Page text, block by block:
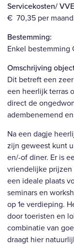
Servicekosten/
€ 70,35 per
Bestemming:
Enkel bestemming
Omschrijving
Dit betreft een
een heerlijk terras
direct de
adembenemend
Na een dagje
zijn geweest kunt
en/-of diner. Er is
vriendelijke prijzen
een ideale plaats
seminars en
op 1e verdieping.
door toeristen en
combinatie van
draagt hier